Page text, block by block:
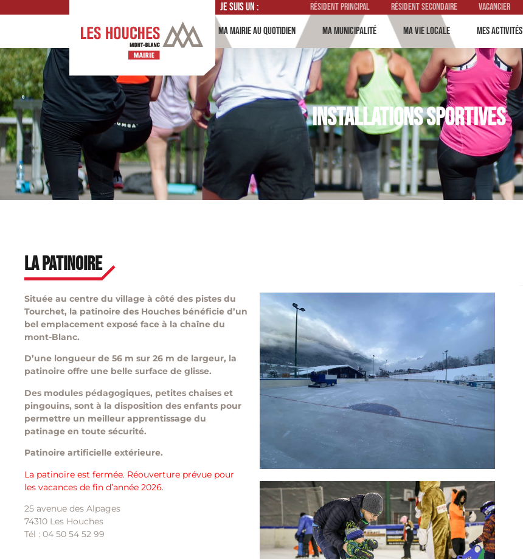
Je suis un : Résident principal Résident secondaire vacancier
Ma mairie au quotidien Ma municipalité Ma vie locale Mes activités
Installations sportives
La Patinoire
Située au centre du village à côté des pistes du
Tourchet, la patinoire des Houches bénéficie d’un
bel emplacement exposé face à la chaîne du
mont-Blanc.
D’une longueur de 56 m sur 26 m de largeur, la
patinoire offre une belle surface de glisse.
Des modules pédagogiques, petites chaises et
pingouins, sont à la disposition des enfants pour
permettre un meilleur apprentissage du
patinage en toute sécurité.
Patinoire artificielle extérieure.
La patinoire est fermée. Réouverture prévue pour
les vacances de fin d’année 2026.
25 avenue des Alpages
74310 Les Houches
Tél : 04 50 54 52 99